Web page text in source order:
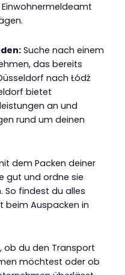
Suche nach einem
das bereits
nach Łódź
bietet
an und
rund um deinen
dem Packen deiner
gut und ordne sie
So findest du alles
beim Auspacken in
ob du den Transport
möchtest oder ob